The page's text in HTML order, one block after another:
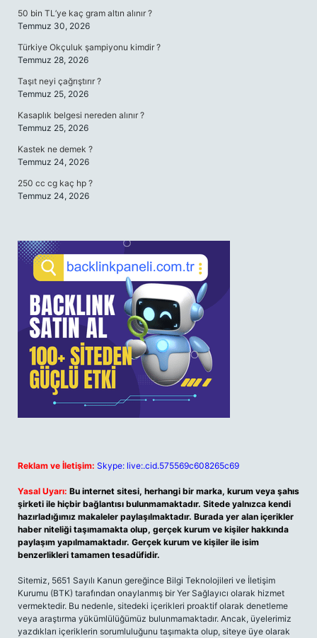
50 bin TL’ye kaç gram altın alınır ?
Temmuz 30, 2026
Türkiye Okçuluk şampiyonu kimdir ?
Temmuz 28, 2026
Taşıt neyi çağrıştırır ?
Temmuz 25, 2026
Kasaplık belgesi nereden alınır ?
Temmuz 25, 2026
Kastek ne demek ?
Temmuz 24, 2026
250 cc cg kaç hp ?
Temmuz 24, 2026
Reklam ve İletişim: Skype: live:.cid.575569c608265c69
Yasal Uyarı: Bu internet sitesi, herhangi bir marka, kurum veya şahıs
şirketi ile hiçbir bağlantısı bulunmamaktadır. Sitede yalnızca kendi
hazırladığımız makaleler paylaşılmaktadır. Burada yer alan içerikler
haber niteliği taşımamakta olup, gerçek kurum ve kişiler hakkında
paylaşım yapılmamaktadır. Gerçek kurum ve kişiler ile isim
benzerlikleri tamamen tesadüfidir.
Sitemiz, 5651 Sayılı Kanun gereğince Bilgi Teknolojileri ve İletişim
Kurumu (BTK) tarafından onaylanmış bir Yer Sağlayıcı olarak hizmet
vermektedir. Bu nedenle, sitedeki içerikleri proaktif olarak denetleme
veya araştırma yükümlülüğümüz bulunmamaktadır. Ancak, üyelerimiz
yazdıkları içeriklerin sorumluluğunu taşımakta olup, siteye üye olarak